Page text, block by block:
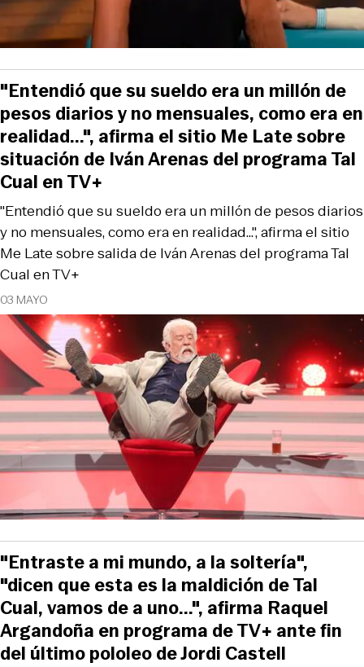
03 MAYO
"Entendió que su sueldo era un millón de pesos diarios
y no mensuales, como era en realidad...", afirma el sitio
Me Late sobre salida de Iván Arenas del programa Tal
Cual en TV+
"Entendió que su sueldo era un millón de
pesos diarios y no mensuales, como era en
realidad...", afirma el sitio Me Late sobre
situación de Iván Arenas del programa Tal
Cual en TV+
"Entraste a mi mundo, a la soltería",
"dicen que esta es la maldición de Tal
Cual, vamos de a uno...", afirma Raquel
Argandoña en programa de TV+ ante fin
del último pololeo de Jordi Castell